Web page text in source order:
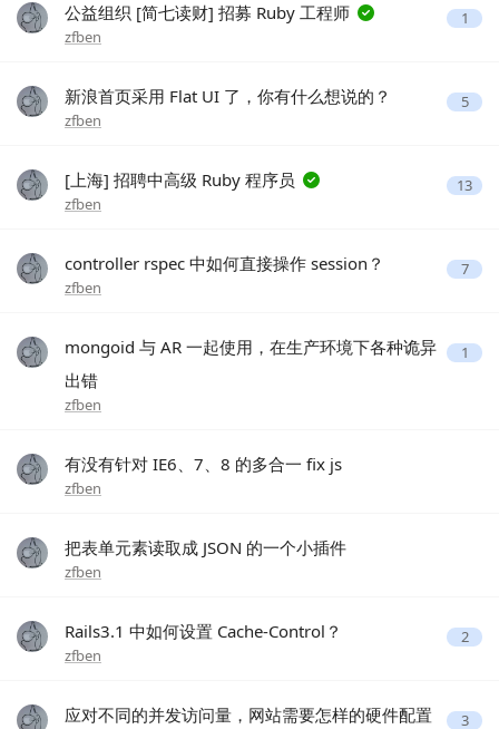
公益组织 [简七读财] 招募 Ruby 工程师
zfben
1
新浪首页采用 Flat UI 了，你有什么想说的？
zfben
5
[上海] 招聘中高级 Ruby 程序员
zfben
13
controller rspec 中如何直接操作 session？
zfben
7
mongoid 与 AR 一起使用，在生产环境下各种诡异
出错
zfben
1
有没有针对 IE6、7、8 的多合一 fix js
zfben
把表单元素读取成 JSON 的一个小插件
zfben
Rails3.1 中如何设置 Cache-Control？
zfben
2
应对不同的并发访问量，网站需要怎样的硬件配置 3